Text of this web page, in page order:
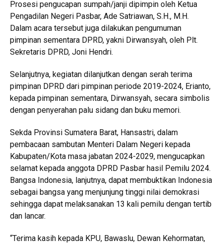
Prosesi pengucapan sumpah/janji dipimpin oleh Ketua
Pengadilan Negeri Pasbar, Ade Satriawan, S.H., M.H.
Dalam acara tersebut juga dilakukan pengumuman
pimpinan sementara DPRD, yakni Dirwansyah, oleh Plt.
Sekretaris DPRD, Joni Hendri.
Selanjutnya, kegiatan dilanjutkan dengan serah terima
pimpinan DPRD dari pimpinan periode 2019-2024, Erianto,
kepada pimpinan sementara, Dirwansyah, secara simbolis
dengan penyerahan palu sidang dan buku memori.
Sekda Provinsi Sumatera Barat, Hansastri, dalam
pembacaan sambutan Menteri Dalam Negeri kepada
Kabupaten/Kota masa jabatan 2024-2029, mengucapkan
selamat kepada anggota DPRD Pasbar hasil Pemilu 2024.
Bangsa Indonesia, lanjutnya, dapat membuktikan Indonesia
sebagai bangsa yang menjunjung tinggi nilai demokrasi
sehingga dapat melaksanakan 13 kali pemilu dengan tertib
dan lancar.
“Terima kasih kepada KPU, Bawaslu, Dewan Kehormatan,